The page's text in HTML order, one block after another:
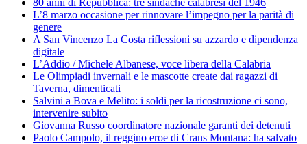
L’8 marzo occasione per rinnovare l’impegno per la parità di
genere
A San Vincenzo La Costa riflessioni su azzardo e dipendenza
digitale
L’Addio / Michele Albanese, voce libera della Calabria
Le Olimpiadi invernali e le mascotte create dai ragazzi di
Taverna, dimenticati
Salvini a Bova e Melito: i soldi per la ricostruzione ci sono,
intervenire subito
Giovanna Russo coordinatore nazionale garanti dei detenuti
Paolo Campolo, il reggino eroe di Crans Montana: ha salvato